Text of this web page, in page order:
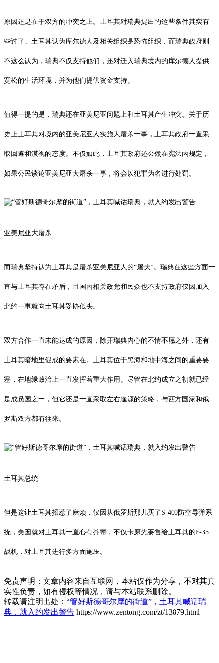
原因还是在于双方的冲突之上。土耳其对瑞典提出的这些条件其实有
些过了。土耳其认为库尔德人及相关组织是恐怖组织，而瑞典政府则
不这么认为，瑞典不仅支持他们，还对迁入瑞典境内的库尔德人提供
宽松的生活环境，并为他们提供资金支持。
值得一提的是，瑞典还在亚美尼亚问题上和土耳其产生冲突。关于历
史上土耳其对境内的亚美尼亚人实施大屠杀一事，土耳其政府一直采
取回避和漠视的态度。不仅如此，土耳其政府还公然在宪法内规定，
如果公民谈论亚美尼亚大屠杀一事，将会以犯罪为名进行处罚。
亚美尼亚大屠杀
而瑞典坚持认为土耳其是屠杀亚美尼亚人的“屠夫”。瑞典在这些方面一
直与土耳其存在矛盾，且国内相关政党和民众也不支持政府仅因加入
北约一事就向土耳其妥协低头。
双方合作一直未能达成的原因，除开瑞典内心的不情不愿之外，还有
土耳其暗地里促成的要素在。土耳其位于黑海和地中海之间的重要要
塞，在地缘政治上一直发挥着重大作用。尽管在北约成立之初就已经
是成员国之一，但它还是一直采取左右逢源的策略，与西方国家和俄
罗斯双方都有往来。
土耳其总统
但是这让土耳其招惹了麻烦，仅因从俄罗斯那儿买了S-400防空导弹系
统，美国就对土耳其一直心有芥蒂，不仅卡原先要售给土耳其的F-35
战机，对土耳其进行多方面施压。
免责声明：文章内容来自互联网，本站仅作为分享，不对其真
实性负责，如有侵权等情况，请与本站联系删除。
转载请注明出处： “管好斯德哥尔摩的街道”，土耳其喊话瑞
典，就入约发出警告 https://www.zentong.com/zt/13879.html